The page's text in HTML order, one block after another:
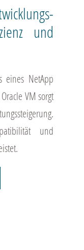
und
eines NetApp
VM sorgt
und